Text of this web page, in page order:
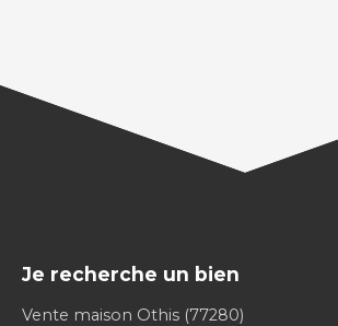
Je recherche un bien
Vente maison Othis (77280)